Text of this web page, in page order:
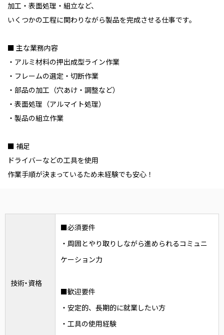
加工・表面処理・組立など、
いくつかの工程に関わりながら製品を完成させる仕事です。
■ 主な業務内容
・アルミ材料の押出成型ライン作業
・フレームの選定・切断作業
・部品の加工（穴あけ・調整など）
・表面処理（アルマイト処理）
・製品の組立作業
■ 補足
ドライバーなどの工具を使用
作業手順が決まっているため未経験でも安心！
技術・資格
■必須要件
・周囲とやり取りしながら進められるコミュニ
ケーション力
■歓迎要件
・安定的、長期的に就業したい方
・工具の使用経験